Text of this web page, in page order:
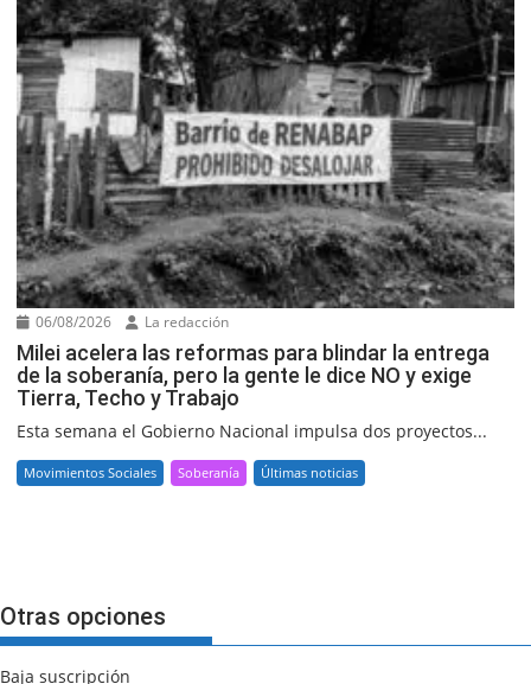
06/08/2026 La redacción
Milei acelera las reformas para blindar la entrega
de la soberanía, pero la gente le dice NO y exige
Tierra, Techo y Trabajo
Esta semana el Gobierno Nacional impulsa dos proyectos...
Movimientos Sociales Soberanía Últimas noticias
Otras opciones
Baja suscripción